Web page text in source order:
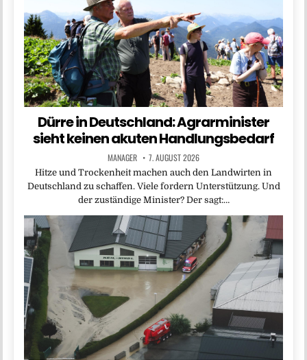
Dürre in Deutschland: Agrarminister
sieht keinen akuten Handlungsbedarf
MANAGER 7. AUGUST 2026
Hitze und Trockenheit machen auch den Landwirten in
Deutschland zu schaffen. Viele fordern Unterstützung. Und
der zuständige Minister? Der sagt:…